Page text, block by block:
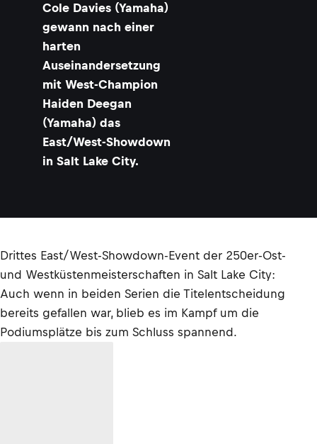
Cole Davies (Yamaha)
gewann nach einer
harten
Auseinandersetzung
mit West-Champion
Haiden Deegan
(Yamaha) das
East/West-Showdown
in Salt Lake City.
Drittes East/West-Showdown-Event der 250er-Ost-
und Westküstenmeisterschaften in Salt Lake City:
Auch wenn in beiden Serien die Titelentscheidung
bereits gefallen war, blieb es im Kampf um die
Podiumsplätze bis zum Schluss spannend.